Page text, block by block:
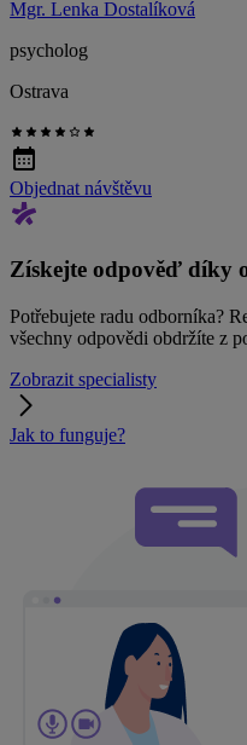
Mgr. Lenka Dostalíková
psycholog
Ostrava
Objednat návštěvu
Získejte odpověď díky
Potřebujete radu odborníka?
všechny odpovědi obdržíte z
Zobrazit specialisty
Jak to funguje?